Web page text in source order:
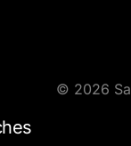
© 2026